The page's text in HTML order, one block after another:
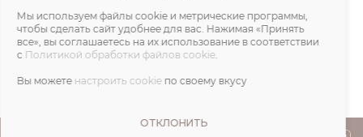
Обмеры
Мы используем файлы cookie и метрические программы,
чтобы сделать сайт удобнее для вас. Нажимая «Принять
все», вы соглашаетесь на их использование в соответствии
с Политикой обработки файлов cookie.
Вы можете настроить cookie по своему вкусу
ОТКЛОНИТЬ